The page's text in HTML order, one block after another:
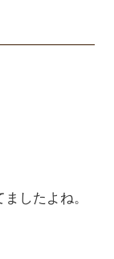
したよね。